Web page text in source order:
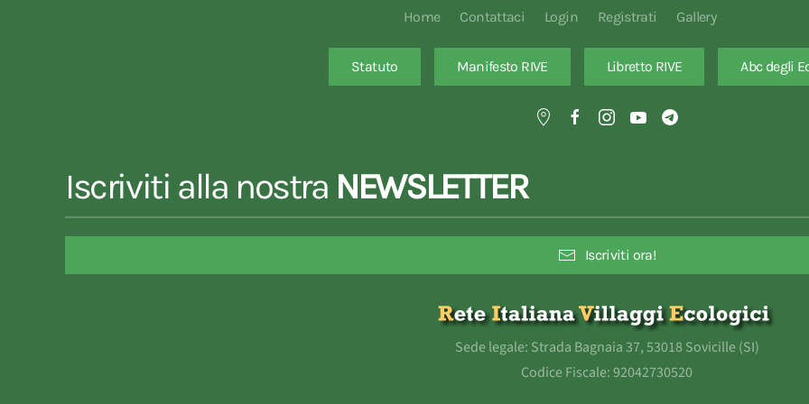
Home Contattaci Login Registrati Gallery
Statuto Manifesto RIVE Libretto RIVE Abc degli
Iscriviti alla nostra NEWSLETTER
Iscriviti ora!
Sede legale: Strada Bagnaia 37, 53018 Sovicille (SI)
Codice Fiscale: 92042730520